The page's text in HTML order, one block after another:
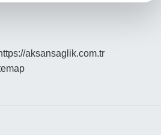
aksansaglik.com.tr